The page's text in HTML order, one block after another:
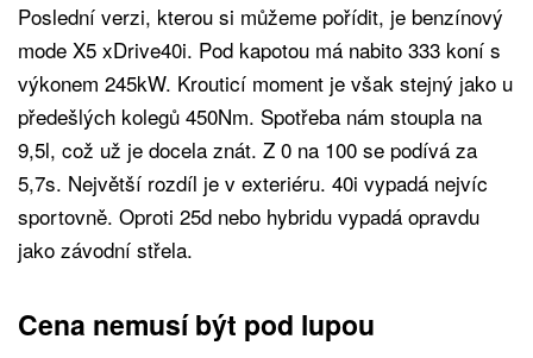
Poslední verzi, kterou si můžeme pořídit, je benzínový
mode X5 xDrive40i. Pod kapotou má nabito 333 koní s
výkonem 245kW. Krouticí moment je však stejný jako u
předešlých kolegů 450Nm. Spotřeba nám stoupla na
9,5l, což už je docela znát. Z 0 na 100 se podívá za
5,7s. Největší rozdíl je v exteriéru. 40i vypadá nejvíc
sportovně. Oproti 25d nebo hybridu vypadá opravdu
jako závodní střela.
Cena nemusí být pod lupou